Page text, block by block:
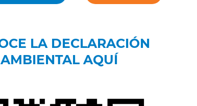
LA DECLARACIÓN
AMBIENTAL AQUÍ